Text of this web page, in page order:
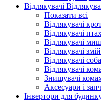
Відлякувачі
Показати всі
Відлякувачі
Відлякувачі
Відлякувачі
Відлякувачі змій
Відлякувачі
Відлякувачі
Знищувачі
Аксесуари і
Інвертори для